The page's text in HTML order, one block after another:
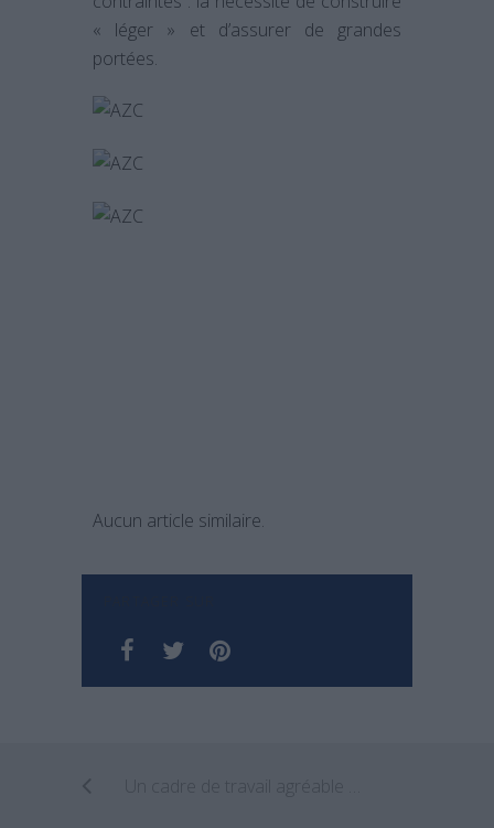
« léger » et d’assurer de grandes
portées.
Aucun article similaire.